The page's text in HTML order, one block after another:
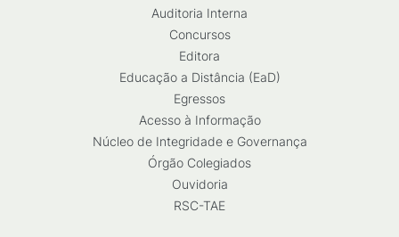
Auditoria Interna
Concursos
Editora
Educação a Distância (EaD)
Egressos
Acesso à Informação
Núcleo de Integridade e Governança
Órgão Colegiados
Ouvidoria
RSC-TAE